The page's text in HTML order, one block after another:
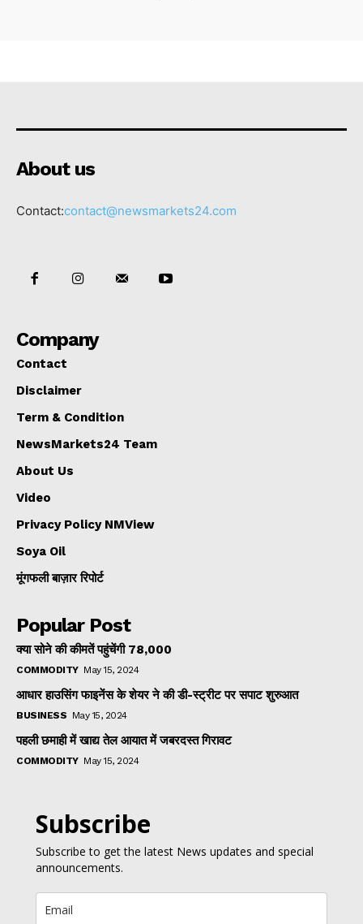
About us
Contact:contact@newsmarkets24.com
Company
Contact
Disclaimer
Term & Condition
NewsMarkets24 Team
About Us
Video
Privacy Policy NMView
Soya Oil
मूंगफली बाज़ार रिपोर्ट
Popular Post
क्या सोने की कीमतें पहुंचेंगी ₹78,000
COMMODITY May 15, 2024
आधार हाउसिंग फाइनेंस के शेयर ने की डी-स्ट्रीट पर सपाट शुरुआत
BUSINESS May 15, 2024
पहली छमाही में खाद्य तेल आयात में जबरदस्त गिरावट
COMMODITY May 15, 2024
Subscribe
Subscribe to get the latest News updates and special
announcements.